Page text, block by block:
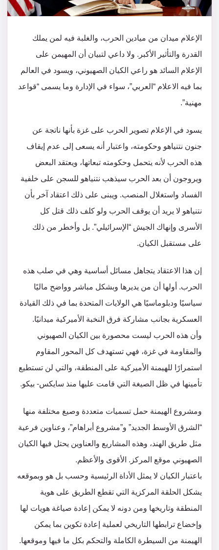
الإعلام ميدان من ميادين الحرب، والغلبة فيه لمن يملك
القدرة والتأثير الأكبر. ولا داعي لتبيان أن المهيمن على
الإعلام السائد هو راعي الكيان الصهيوني، ويسود في العالم
بما فيه الاعلام “العربي”، سواء في الإدارة وما يسمى “قواعد
مهنية”.
يسود في الإعلام تصوير الحرب على غزة بأنها ناتجة عن
جنون نتنياهو وحكومته، واعتبار أنه يسعى إلى عدم إيقاف
هذه الحرب لأنه يتحمل وحكومته تبعاتها، ويعتقد البعض
ويروجون أن بعد الحرب سيذهب نتنياهو للسجن على خلفية
الفساد واستغلال المنصب. ويبنى على ذلك اعتقاد آخر بأن
نتنياهو لا يريد أن يوقف الحرب ولو كلف ذلك قتل كل
الأسرى وإنهاك الجيش “الإسرائيلي”. بل وأخطر من ذلك
على مستقبل الكيان.
إن هذا الاعتقاد يتجاهل مسائل أساسية وهي في صلب هذه
الحرب. أولها أن من يديرها وبشكل مباشر وواضح ماليًا
سياسيًا ودبلوماسيًا هي الولايات المتحدة بما في ذلك القيادة
العسكرية بجانب مشاركة فرق النخبة الأميركية ميدانيًا.
وأن هذه الحرب ليست محصورة بين الكيان الصهيوني
والمقاومة في غزة، فهي تستهدف كل المحور المقاوم
استمرارًا للهيمنة الأميركية على المنطقة، والتي لن تستطيع
تأمينها في ظل الصيغة التي قامت عليها منذ سايكس- بيكو.
ومشروع الهيمنة حمل تسميات متعددة وصيغ مختلفة منها
“الشرق الأوسط الجديد” و”مشروع أبراهام”، وعناوين فرعية
مثل طريق الهند، وهذه المشاريع والعناوين يحتل فيها الكيان
الصهيوني موقع المركز. الأقوى والأعظم.
باعتبار الكيان لا يمثل الأداة الرئيسية وحسب بل هو وبموقعه
يشكل الحلقة المركزية التي تقطع الطريق على هوية
المنطقة وتاريخها ومن دونه لا يمكن إعادة صياغة هويات لها
وإخضاع ترابطها التاريخي لعملية إعادة تكوين بما يمكن
الهيمنة من السيطرة الكاملة والتحكم بكل ما فيها وموقعها.